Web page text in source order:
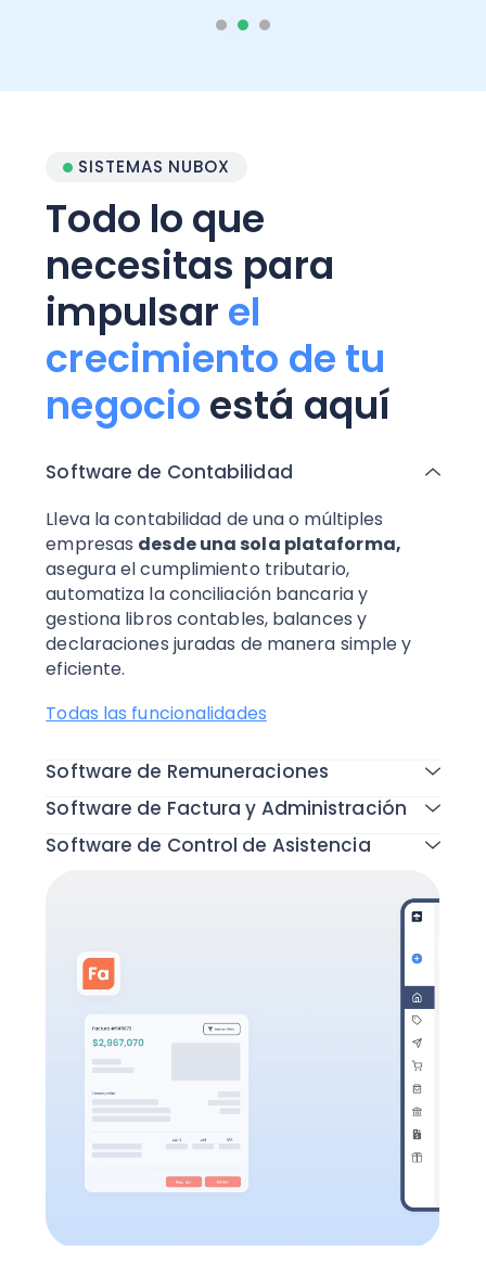
SISTEMAS NUBOX
Todo lo que
necesitas para
impulsar el
crecimiento de tu
negocio está aquí
Software de Contabilidad
Lleva la contabilidad de una o múltiples
empresas desde una sola plataforma,
asegura el cumplimiento tributario,
automatiza la conciliación bancaria y
gestiona libros contables, balances y
declaraciones juradas de manera simple y
eficiente.
Todas las funcionalidades
Software de Remuneraciones
Software de Factura y Administración
Todas las funcionalidades
Software de Control de Asistencia
Todas las funcionalidades